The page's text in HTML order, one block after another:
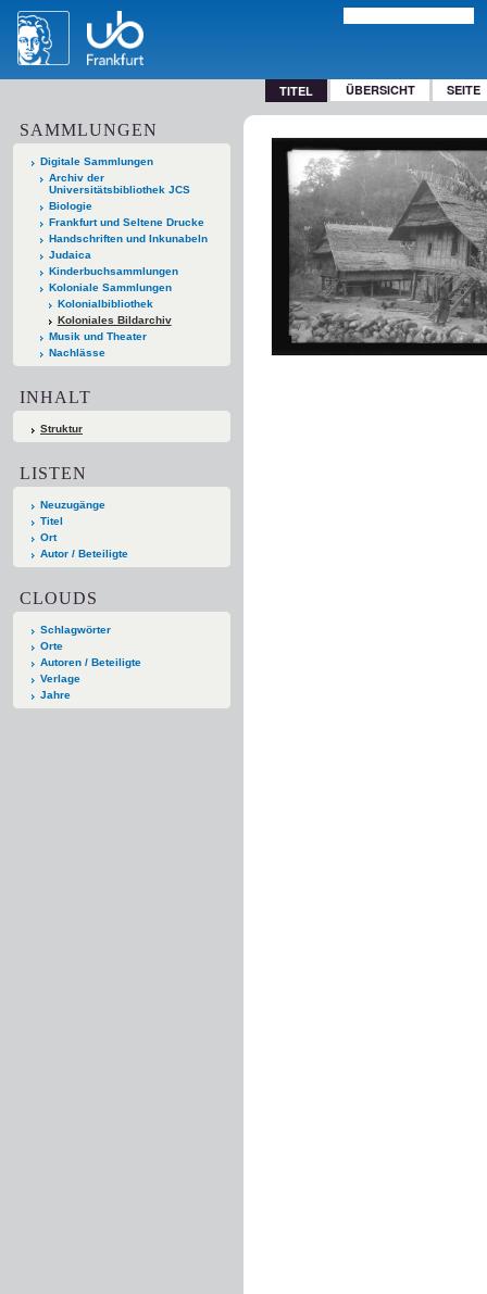
TITEL ÜBERSICHT SEITE
SAMMLUNGEN
Digitale Sammlungen
Archiv der
Universitätsbibliothek JCS
Biologie
Frankfurt und Seltene Drucke
Handschriften und Inkunabeln
Judaica
Kinderbuchsammlungen
Koloniale Sammlungen
Kolonialbibliothek
Koloniales Bildarchiv
Musik und Theater
Nachlässe
INHALT
Struktur
LISTEN
Neuzugänge
Titel
Ort
Autor / Beteiligte
CLOUDS
Schlagwörter
Orte
Autoren / Beteiligte
Verlage
Jahre